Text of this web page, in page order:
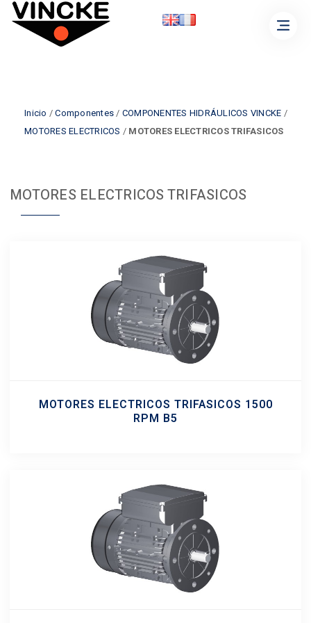
Inicio /Componentes / COMPONENTES HIDRÁULICOS VINCKE /
MOTORES ELECTRICOS / MOTORES ELECTRICOS TRIFASICOS
MOTORES ELECTRICOS TRIFASICOS
MOTORES ELECTRICOS TRIFASICOS 1500
RPM B5